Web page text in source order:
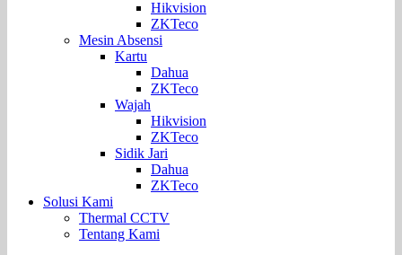
Hikvision
ZKTeco
Mesin Absensi
Kartu
Dahua
ZKTeco
Wajah
Hikvision
ZKTeco
Sidik Jari
Dahua
ZKTeco
Solusi Kami
Thermal CCTV
Tentang Kami